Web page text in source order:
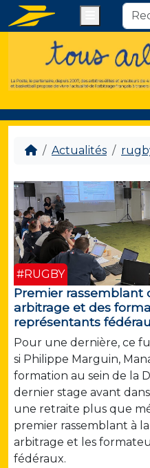
Actualités
#RUGBY
Premier rassemblant
arbitrage et des
représentants
Pour une dernière, ce
si Philippe Marguin,
formation au sein de la
dernier stage avant
une retraite plus que
premier rassemblant à
arbitrage et les
fédéraux.